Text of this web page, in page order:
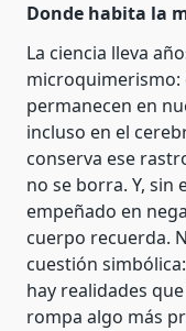
Donde habita la
La ciencia lleva
microquimerismo:
permanecen en
incluso en el
conserva ese
no se borra. Y, sin
empeñado en
cuerpo recuerda.
cuestión
hay realidades
rompa algo más